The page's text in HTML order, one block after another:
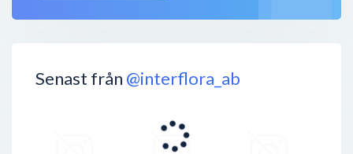
Senast från @interflora_ab